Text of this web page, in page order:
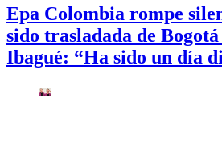
Epa Colombia rompe
sido trasladada de
Ibagué: “Ha sido un día